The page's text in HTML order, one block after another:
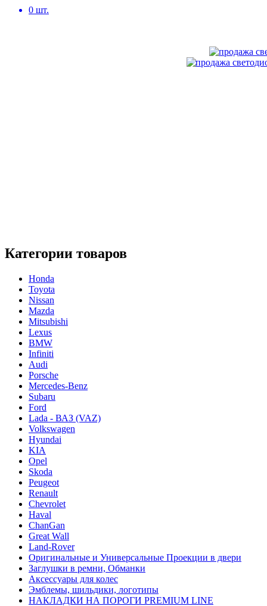
0 шт.
Категории товаров
Honda
Toyota
Nissan
Mazda
Mitsubishi
Lexus
BMW
Infiniti
Audi
Porsche
Mercedes-Benz
Subaru
Ford
Lada - ВАЗ (VAZ)
Volkswagen
Hyundai
KIA
Opel
Skoda
Peugeot
Renault
Chevrolet
Haval
ChanGan
Great Wall
Land-Rover
Оригинальные и Универсальные Проекции в двери
Заглушки в ремни, Обманки
Аксессуары для колес
Эмблемы, шильдики, логотипы
НАКЛАДКИ НА ПОРОГИ PREMIUM LINE